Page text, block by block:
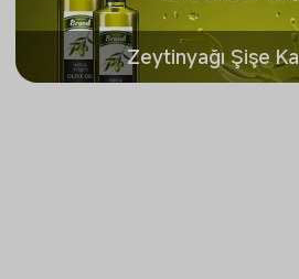
Zeytinyağı Şişe